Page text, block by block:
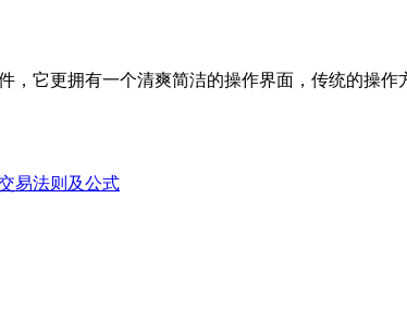
它更拥有一个清爽简洁的操作界面，传统的操
易法则及公式